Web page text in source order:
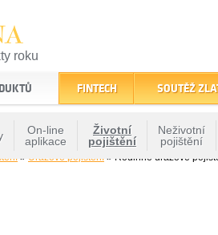
roku
trhu
On-line
aplikace
Životní
pojištění
Neživotní
pojištění
FINTECH SOUTĚŽ
» Úrazové pojištění » Rodinné úrazové